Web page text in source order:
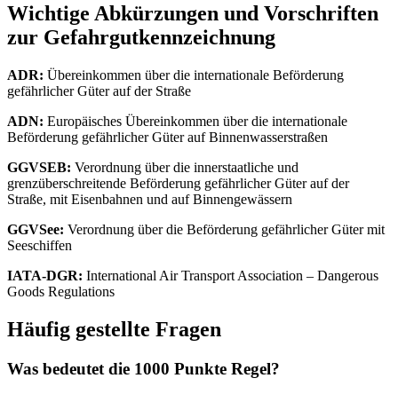
Wichtige Abkürzungen und Vorschriften
zur Gefahrgutkennzeichnung
ADR: Übereinkommen über die internationale Beförderung
gefährlicher Güter auf der Straße
ADN: Europäisches Übereinkommen über die internationale
Beförderung gefährlicher Güter auf Binnenwasserstraßen
GGVSEB: Verordnung über die innerstaatliche und
grenzüberschreitende Beförderung gefährlicher Güter auf der
Straße, mit Eisenbahnen und auf Binnengewässern
GGVSee: Verordnung über die Beförderung gefährlicher Güter mit
Seeschiffen
IATA-DGR: International Air Transport Association – Dangerous
Goods Regulations
Häufig gestellte Fragen
Was bedeutet die 1000 Punkte Regel?